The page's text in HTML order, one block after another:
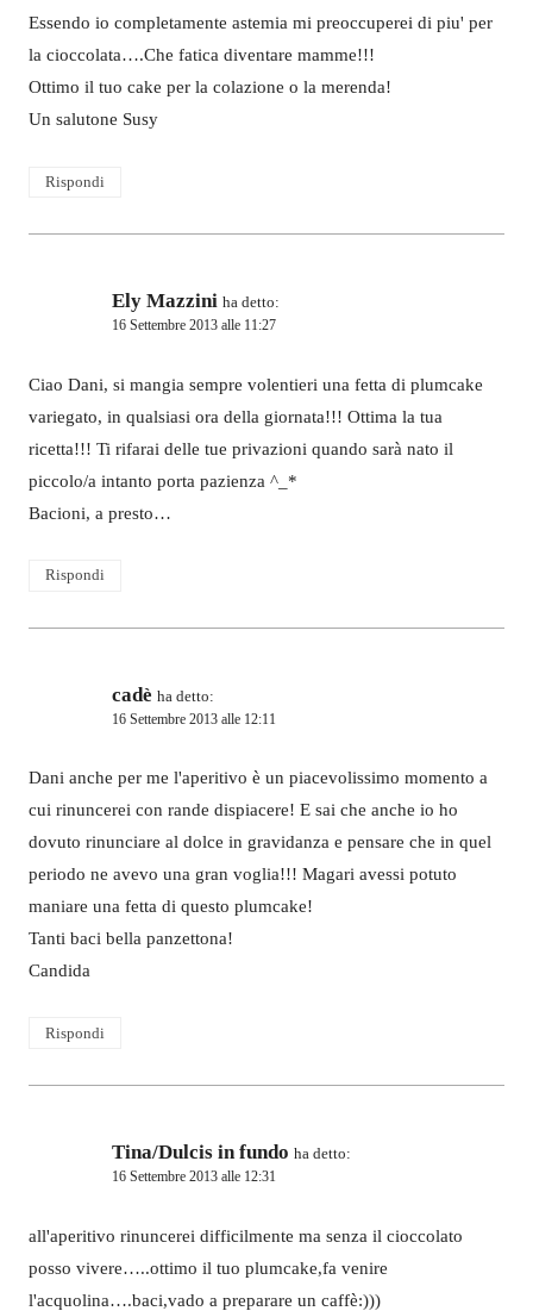
Essendo io completamente astemia mi preoccuperei di piu' per
la cioccolata….Che fatica diventare mamme!!!
Ottimo il tuo cake per la colazione o la merenda!
Un salutone Susy
Rispondi
Ely Mazzini ha detto:
16 Settembre 2013 alle 11:27
Ciao Dani, si mangia sempre volentieri una fetta di plumcake
variegato, in qualsiasi ora della giornata!!! Ottima la tua
ricetta!!! Ti rifarai delle tue privazioni quando sarà nato il
piccolo/a intanto porta pazienza ^_*
Bacioni, a presto…
Rispondi
cadè ha detto:
16 Settembre 2013 alle 12:11
Dani anche per me l'aperitivo è un piacevolissimo momento a
cui rinuncerei con rande dispiacere! E sai che anche io ho
dovuto rinunciare al dolce in gravidanza e pensare che in quel
periodo ne avevo una gran voglia!!! Magari avessi potuto
maniare una fetta di questo plumcake!
Tanti baci bella panzettona!
Candida
Rispondi
Tina/Dulcis in fundo ha detto:
16 Settembre 2013 alle 12:31
all'aperitivo rinuncerei difficilmente ma senza il cioccolato
posso vivere…..ottimo il tuo plumcake,fa venire
l'acquolina….baci,vado a preparare un caffè:)))